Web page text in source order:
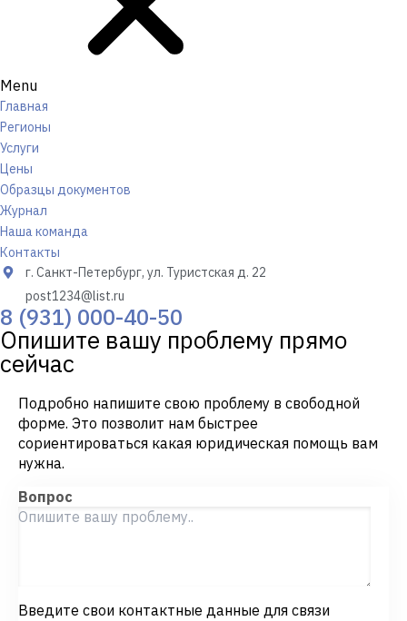
Menu
Главная
Регионы
Услуги
Цены
Образцы документов
Журнал
Наша команда
Контакты
г. Санкт-Петербург, ул. Туристская д. 22
post1234@list.ru
8 (931) 000-40-50
Опишите вашу проблему прямо
сейчас
Подробно напишите свою проблему в свободной
форме. Это позволит нам быстрее
сориентироваться какая юридическая помощь вам
нужна.
Вопрос
Введите свои контактные данные для связи